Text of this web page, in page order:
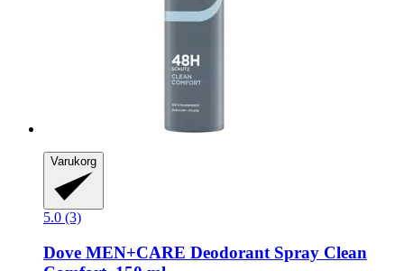
Varukorg
5.0 (3)
Dove MEN+CARE Deodorant Spray Clean